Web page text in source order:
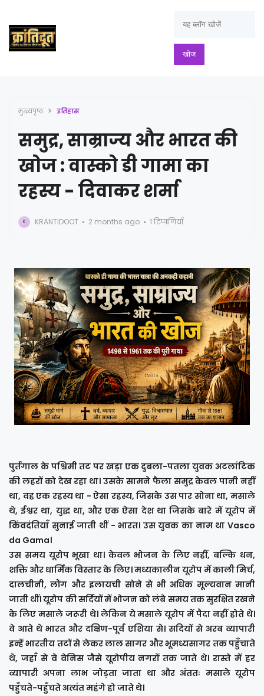
मुख्यपृष्ठ इतिहास
समुद्र, साम्राज्य और भारत की
खोज : वास्को डी गामा का
रहस्य - दिवाकर शर्मा
K KRANTIDOOT 2 months ago 1 टिप्पणियाँ
पुर्तगाल के पश्चिमी तट पर खड़ा एक दुबला-पतला युवक अटलांटिक
की लहरों को देख रहा था। उसके सामने फैला समुद्र केवल पानी नहीं
था, वह एक रहस्य था - ऐसा रहस्य, जिसके उस पार सोना था, मसाले
थे, ईश्वर था, युद्ध था, और एक ऐसा देश था जिसके बारे में यूरोप में
किंवदंतियाँ सुनाई जाती थीं - भारत। उस युवक का नाम था Vasco
da Gama।
उस समय यूरोप भूखा था। केवल भोजन के लिए नहीं, बल्कि धन,
शक्ति और धार्मिक विस्तार के लिए। मध्यकालीन यूरोप में काली मिर्च,
दालचीनी, लौंग और इलायची सोने से भी अधिक मूल्यवान मानी
जाती थीं। यूरोप की सर्दियों में भोजन को लंबे समय तक सुरक्षित रखने
के लिए मसाले जरूरी थे। लेकिन ये मसाले यूरोप में पैदा नहीं होते थे।
वे आते थे भारत और दक्षिण-पूर्व एशिया से। सदियों से अरब व्यापारी
इन्हें भारतीय तटों से लेकर लाल सागर और भूमध्यसागर तक पहुँचाते
थे, जहाँ से वे वेनिस जैसे यूरोपीय नगरों तक जाते थे। रास्ते में हर
व्यापारी अपना लाभ जोड़ता जाता था और अंततः मसाले यूरोप
पहुँचते-पहुँचते अत्यंत महंगे हो जाते थे।